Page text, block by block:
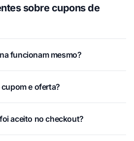
sobre cupons de
funcionam mesmo?
e oferta?
aceito no checkout?